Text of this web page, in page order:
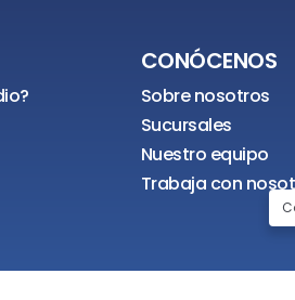
CONÓCENOS
Sobre nosotros
Sucursales
Nuestro equipo
Trabaja con